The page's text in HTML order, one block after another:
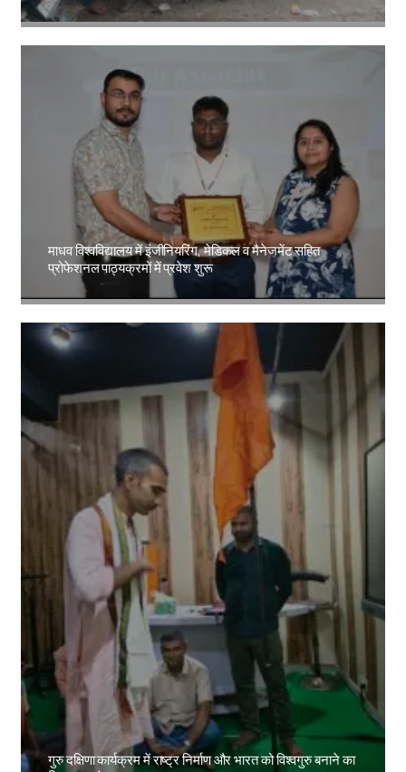
Amit Lekh
माधव विश्वविद्यालय में इंजीनियरिंग, मेडिकल व मैनेजमेंट सहित
प्रोफेशनल पाठ्यक्रमों में प्रवेश शुरू
Amit Lekh
गुरु दक्षिणा कार्यक्रम में राष्ट्र निर्माण और भारत को विश्वगुरु बनाने का